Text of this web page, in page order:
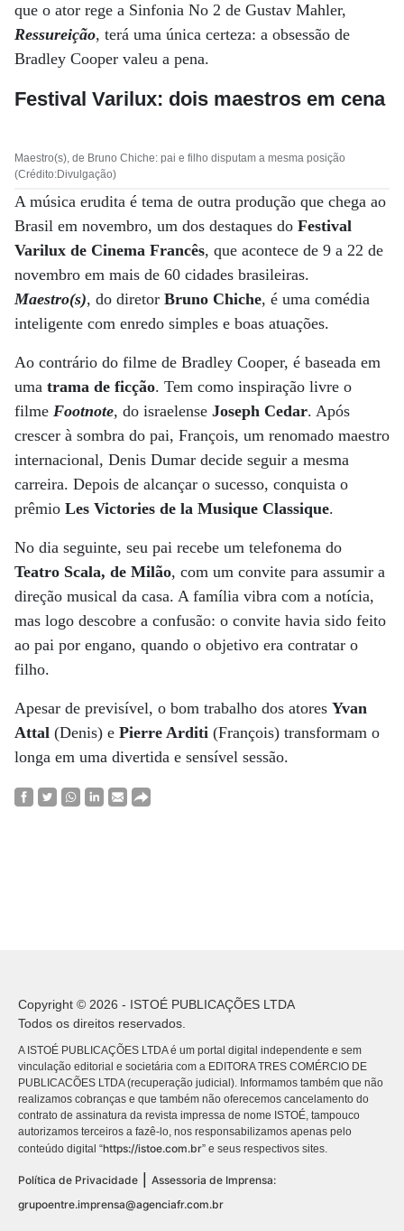
que o ator rege a Sinfonia No 2 de Gustav Mahler,
Ressureição, terá uma única certeza: a obsessão de
Bradley Cooper valeu a pena.
Festival Varilux: dois maestros em cena
Maestro(s), de Bruno Chiche: pai e filho disputam a mesma posição
(Crédito:Divulgação)
A música erudita é tema de outra produção que chega ao
Brasil em novembro, um dos destaques do Festival
Varilux de Cinema Francês, que acontece de 9 a 22 de
novembro em mais de 60 cidades brasileiras.
Maestro(s), do diretor Bruno Chiche, é uma comédia
inteligente com enredo simples e boas atuações.
Ao contrário do filme de Bradley Cooper, é baseada em
uma trama de ficção. Tem como inspiração livre o
filme Footnote, do israelense Joseph Cedar. Após
crescer à sombra do pai, François, um renomado maestro
internacional, Denis Dumar decide seguir a mesma
carreira. Depois de alcançar o sucesso, conquista o
prêmio Les Victories de la Musique Classique.
No dia seguinte, seu pai recebe um telefonema do
Teatro Scala, de Milão, com um convite para assumir a
direção musical da casa. A família vibra com a notícia,
mas logo descobre a confusão: o convite havia sido feito
ao pai por engano, quando o objetivo era contratar o
filho.
Apesar de previsível, o bom trabalho dos atores Yvan
Attal (Denis) e Pierre Arditi (François) transformam o
longa em uma divertida e sensível sessão.
Copyright © 2026 - ISTOÉ PUBLICAÇÕES LTDA
Todos os direitos reservados.
A ISTOÉ PUBLICAÇÕES LTDA é um portal digital independente e sem
vinculação editorial e societária com a EDITORA TRES COMÉRCIO DE
PUBLICACÕES LTDA (recuperação judicial). Informamos também que não
realizamos cobranças e que também não oferecemos cancelamento do
contrato de assinatura da revista impressa de nome ISTOÉ, tampouco
autorizamos terceiros a fazê-lo, nos responsabilizamos apenas pelo
conteúdo digital “https://istoe.com.br” e seus respectivos sites.
Política de Privacidade
Assessoria de Imprensa:
grupoentre.imprensa@agenciafr.com.br